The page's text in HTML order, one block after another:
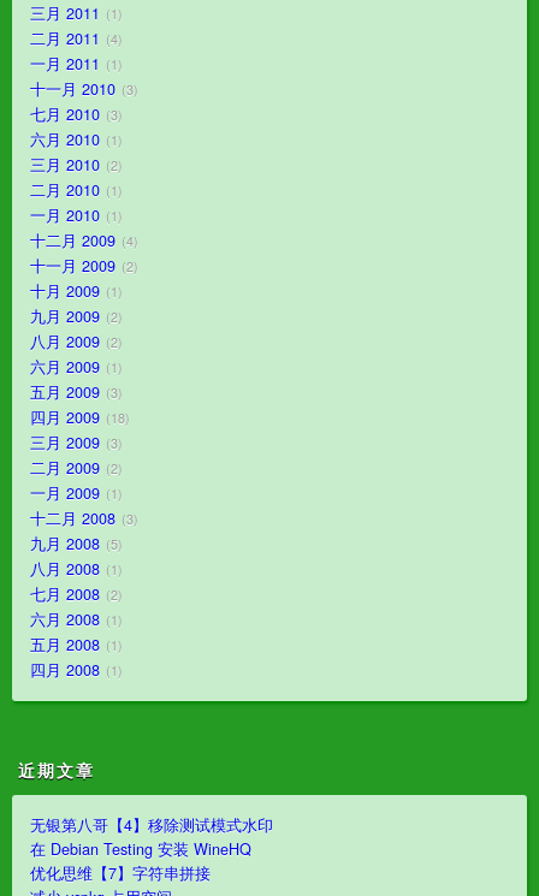
三月 2011 1
二月 2011 4
一月 2011 1
十一月 2010 3
七月 2010 3
六月 2010 1
三月 2010 2
二月 2010 1
一月 2010 1
十二月 2009 4
十一月 2009 2
十月 2009 1
九月 2009 2
八月 2009 2
六月 2009 1
五月 2009 3
四月 2009 18
三月 2009 3
二月 2009 2
一月 2009 1
十二月 2008 3
九月 2008 5
八月 2008 1
七月 2008 2
六月 2008 1
五月 2008 1
四月 2008 1
近期文章
无银第八哥【4】移除测试模式水印
在 Debian Testing 安装 WineHQ
优化思维【7】字符串拼接